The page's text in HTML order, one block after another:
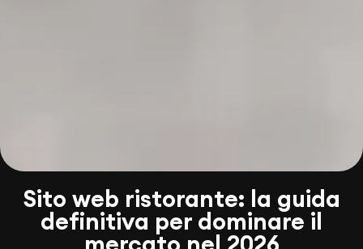
Sito web ristorante: la guida
definitiva per dominare il